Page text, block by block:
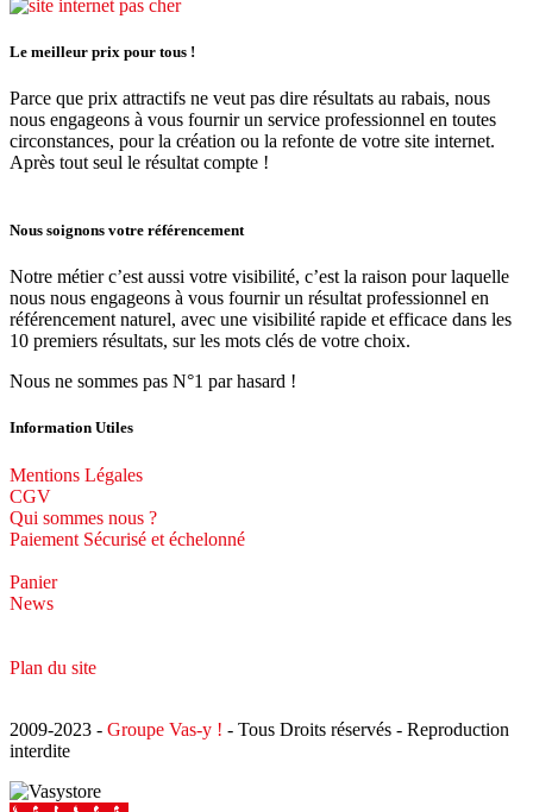
Le meilleur prix pour tous !
Parce que prix attractifs ne veut pas dire résultats au rabais, nous
nous engageons à vous fournir un service professionnel en toutes
circonstances, pour la création ou la refonte de votre site internet.
Après tout seul le résultat compte !
Nous soignons votre référencement
Notre métier c’est aussi votre visibilité, c’est la raison pour laquelle
nous nous engageons à vous fournir un résultat professionnel en
référencement naturel, avec une visibilité rapide et efficace dans les
10 premiers résultats, sur les mots clés de votre choix.
Nous ne sommes pas N°1 par hasard !
Information Utiles
Mentions Légales
CGV
Qui sommes nous ?
Paiement Sécurisé et échelonné
Panier
News
Plan du site
2009-2023 - Groupe Vas-y ! - Tous Droits réservés - Reproduction
interdite